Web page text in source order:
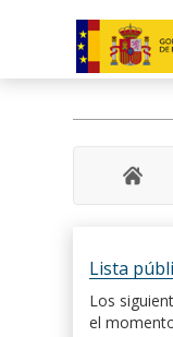
Lista
Los
el